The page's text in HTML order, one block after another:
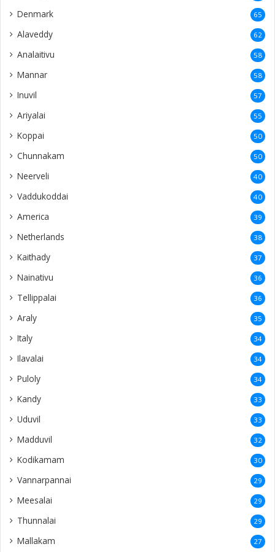
Denmark 65
Alaveddy 62
Analaitivu 58
Mannar 58
Inuvil 57
Ariyalai 55
Koppai 50
Chunnakam 50
Neerveli 40
Vaddukoddai 40
America 39
Netherlands 38
Kaithady 37
Nainativu 36
Tellippalai 36
Araly 35
Italy 34
Ilavalai 34
Puloly 34
Kandy 33
Uduvil 33
Madduvil 32
Kodikamam 30
Vannarpannai 29
Meesalai 29
Thunnalai 29
Mallakam 27